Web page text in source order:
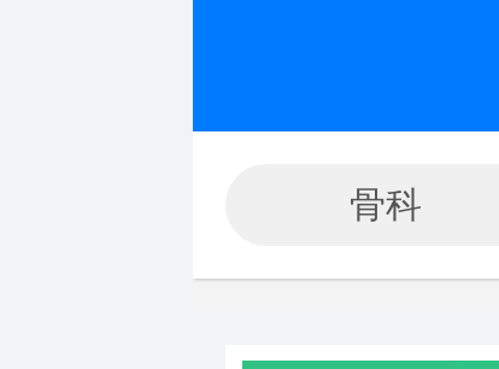
骨科
心脑血管